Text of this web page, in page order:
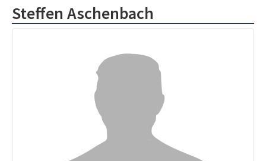
Steffen Aschenbach